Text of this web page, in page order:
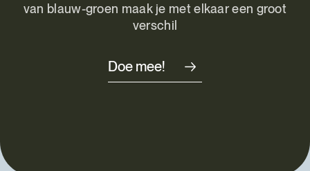
van blauw-groen maak je met elkaar een groot
verschil
Doe mee!